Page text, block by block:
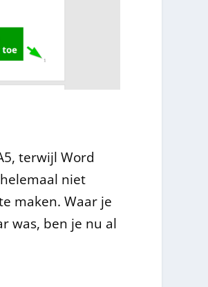
terwijl Word
niet
maken. Waar je
was, ben je nu al